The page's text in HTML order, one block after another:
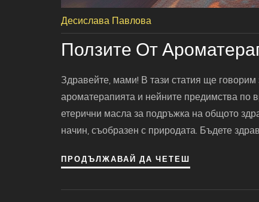
Десислава Павлова
Ползите От
Здравейте, мами! В тази статия ще
ароматерапията и нейните предимства по
етерични масла за подръжка на общото
начин, съобразен с природата. Бъдете
ПРОДЪЛЖАВАЙ ДА ЧЕТЕШ